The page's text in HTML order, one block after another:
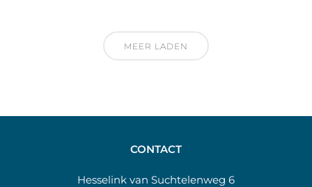
MEER LADEN
CONTACT
Hesselink van Suchtelenweg 6